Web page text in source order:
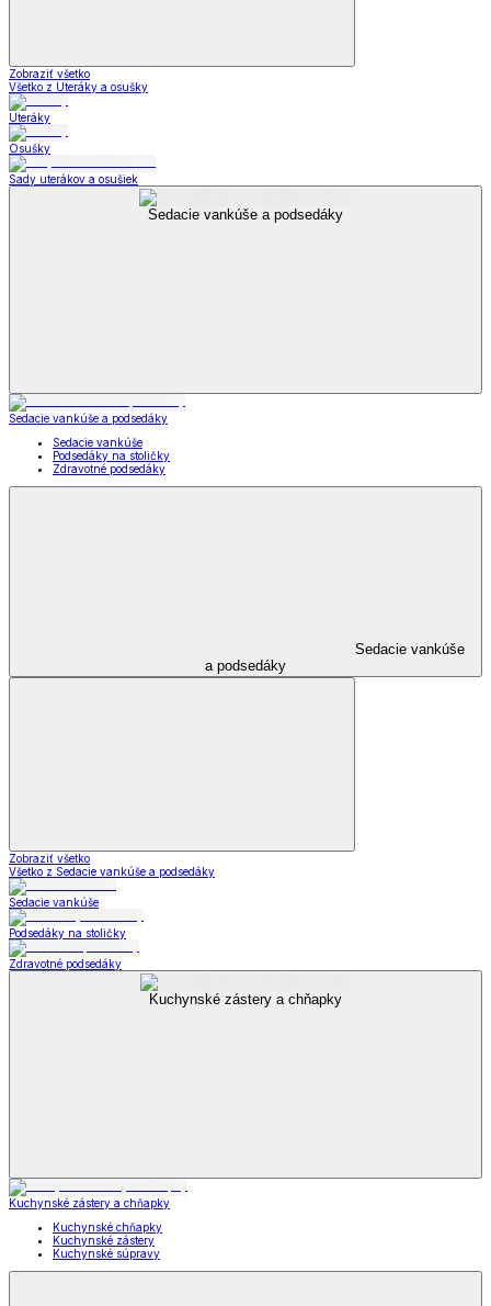
Zobraziť všetko
Všetko z Uteráky a osušky
Uteráky
Osušky
Sady uterákov a osušiek
Sedacie vankúše a podsedáky
Sedacie vankúše a podsedáky
Sedacie vankúše
Podsedáky na stoličky
Zdravotné podsedáky
Sedacie vankúše
a podsedáky
Zobraziť všetko
Všetko z Sedacie vankúše a podsedáky
Sedacie vankúše
Podsedáky na stoličky
Zdravotné podsedáky
Kuchynské zástery a chňapky
Kuchynské zástery a chňapky
Kuchynské chňapky
Kuchynské zástery
Kuchynské súpravy